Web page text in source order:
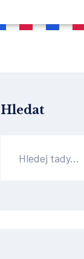
Hledat